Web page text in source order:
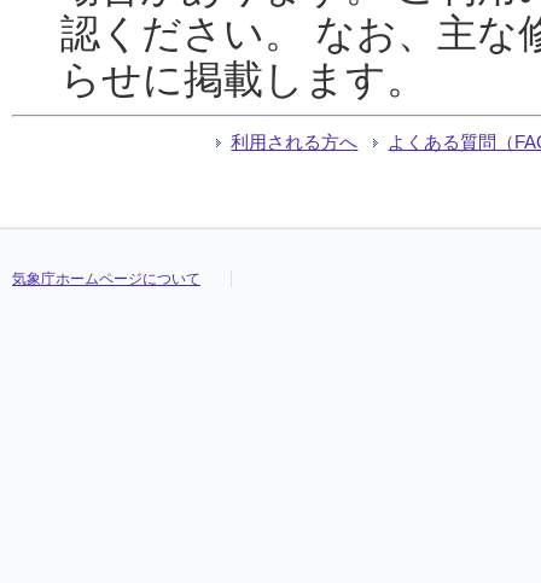
認ください。 なお、主な
らせに掲載します。
利用される方へ よくある質問（
気象庁ホームページについて